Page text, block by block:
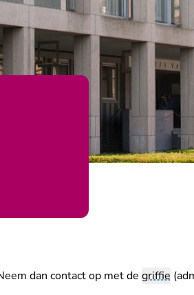
dan contact op met de griffie